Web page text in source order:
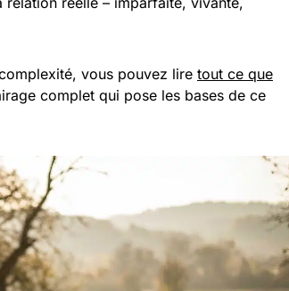
vous pouvez lire tout ce que
complet qui pose les bases de ce